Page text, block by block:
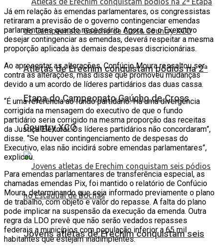
Atletas de Erechim conquistam pódios na 2ª
Etapa do Campeonato Gaúcho de Cross
Country XCO
Jovens atletas de Erechim conquistam seis
Já em relação às emendas parlamentares, os congressistas
retiraram a previsão de o governo contingenciar emendas
parlamentares quando necessário. Agora, se o Executivo
desejar contingenciar as emendas, deverá respeitar a mesma
proporção aplicada às demais despesas discricionárias.
Ao apresentar as alterações, Confúcio Moura ressaltou ser
contra as alterações, mas disse que promoveu mudanças
devido a um acordo de líderes partidários das duas cassa.
“É uma referência ao fundo partidário. Há uma divergência
corrigida na mensagem do executivo de que o fundo
partidário seria corrigido na mesma proporção das receitas
da Justiça Eleitoral. Os líderes partidários não concordaram”,
disse. “Se houver contingenciamento de despesas do
Executivo, elas não incidirá sobre emendas parlamentares”,
explicou.
Para emendas parlamentares de transferência especial, as
chamadas emendas Pix, foi mantido o relatório de Confúcio
Moura, determinando que seja informado previamente o plano
de trabalho, com objeto e valor do repasse. A falta do plano
pode implicar na suspensão da execução da emenda. Outra
regra da LDO prevê que não serão vedados repasses
federais a municípios com população inferior a 65 mil
habitantes que estejam inadimplentes.